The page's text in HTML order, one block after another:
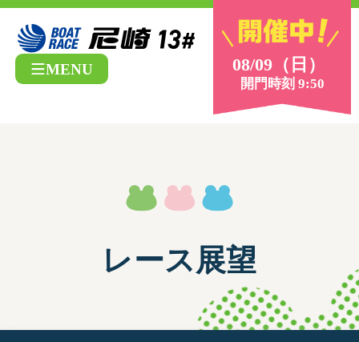
08/09（日）
開門時刻 9:50
MENU
レース展望